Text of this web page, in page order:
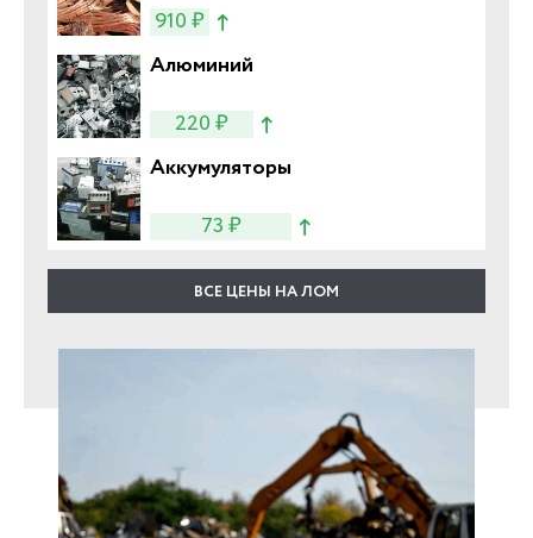
910 ₽
Алюминий
220 ₽
Аккумуляторы
73 ₽
ВСЕ ЦЕНЫ НА ЛОМ